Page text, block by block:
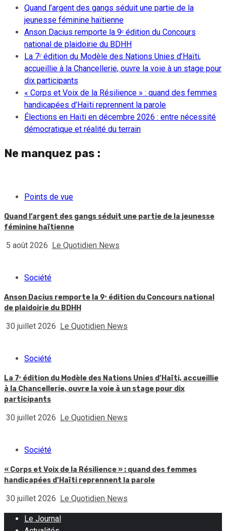
Quand l’argent des gangs séduit une partie de la
jeunesse féminine haïtienne
Anson Dacius remporte la 9ᵉ édition du Concours
national de plaidoirie du BDHH
La 7ᵉ édition du Modèle des Nations Unies d’Haïti,
accueillie à la Chancellerie, ouvre la voie à un stage pour
dix participants
« Corps et Voix de la Résilience » : quand des femmes
handicapées d’Haïti reprennent la parole
Élections en Haïti en décembre 2026 : entre nécessité
démocratique et réalité du terrain
Ne manquez pas :
Points de vue
Quand l’argent des gangs séduit une partie de la jeunesse
féminine haïtienne
5 août 2026 Le Quotidien News
Société
Anson Dacius remporte la 9ᵉ édition du Concours national
de plaidoirie du BDHH
30 juillet 2026 Le Quotidien News
Société
La 7ᵉ édition du Modèle des Nations Unies d’Haïti, accueillie
à la Chancellerie, ouvre la voie à un stage pour dix
participants
30 juillet 2026 Le Quotidien News
Société
« Corps et Voix de la Résilience » : quand des femmes
handicapées d’Haïti reprennent la parole
30 juillet 2026 Le Quotidien News
Le Journal